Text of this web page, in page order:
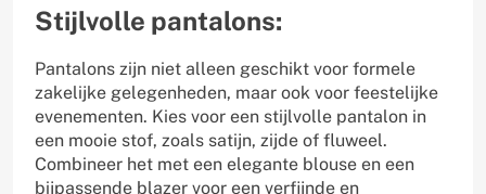
Stijlvolle pantalons:
Pantalons zijn niet alleen geschikt voor formele
zakelijke gelegenheden, maar ook voor feestelijke
evenementen. Kies voor een stijlvolle pantalon in
een mooie stof, zoals satijn, zijde of fluweel.
Combineer het met een elegante blouse en een
bijpassende blazer voor een verfijnde en